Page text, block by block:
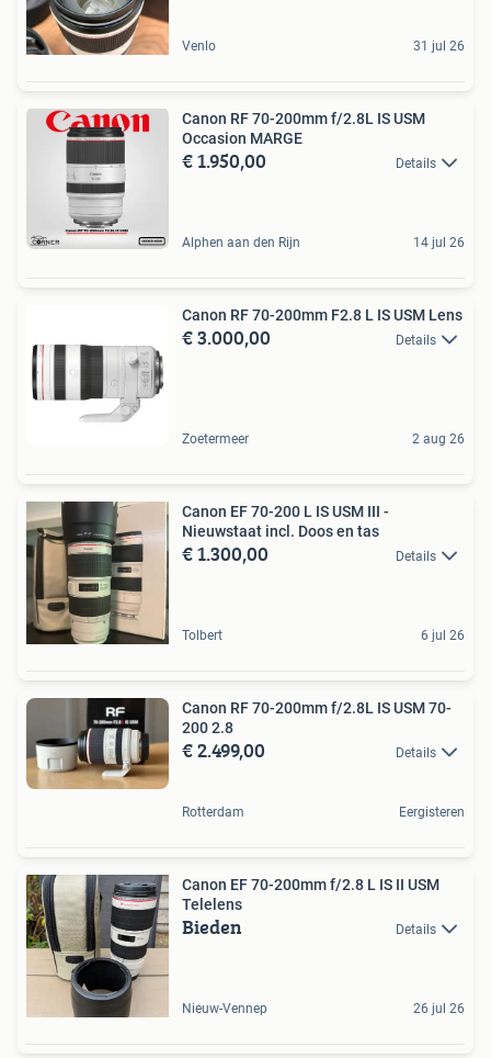
Venlo 31 jul 26
Canon RF 70-200mm f/2.8L IS USM
Occasion MARGE
€ 1.950,00 Details
Alphen aan den Rijn 14 jul 26
Canon RF 70-200mm F2.8 L IS USM Lens
€ 3.000,00 Details
Zoetermeer 2 aug 26
Canon EF 70-200 L IS USM III -
Nieuwstaat incl. Doos en tas
€ 1.300,00 Details
Tolbert 6 jul 26
Canon RF 70-200mm f/2.8L IS USM 70-
200 2.8
€ 2.499,00 Details
Rotterdam Eergisteren
Canon EF 70-200mm f/2.8 L IS II USM
Telelens
Bieden Details
Nieuw-Vennep 26 jul 26